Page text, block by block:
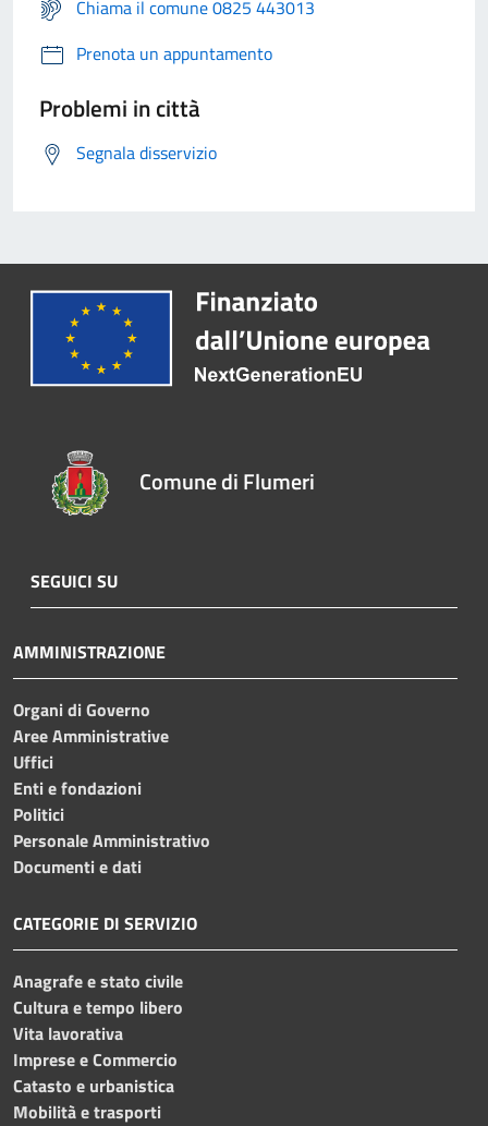
Chiama il comune 0825 443013
Prenota un appuntamento
Problemi in città
Segnala disservizio
Comune di Flumeri
SEGUICI SU
AMMINISTRAZIONE
Organi di Governo
Aree Amministrative
Uffici
Enti e fondazioni
Politici
Personale Amministrativo
Documenti e dati
CATEGORIE DI SERVIZIO
Anagrafe e stato civile
Cultura e tempo libero
Vita lavorativa
Imprese e Commercio
Catasto e urbanistica
Mobilità e trasporti